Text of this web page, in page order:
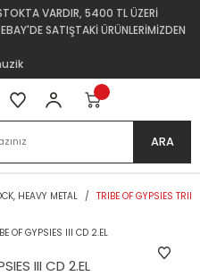
VARDIR, 5400 TL ÜZERİ
SATIŞTAKİ ÜRÜNLERİMİZDEN
ARA
HEAVY METAL TRIBE OF GYPSIES
III CD 2.EL